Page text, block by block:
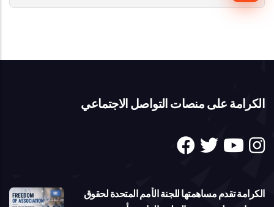
الكرامة على منصات التواصل الاجتماعي
الكرامة تقدم مساهمتها للجنة الأمم المتحدة لحقوق